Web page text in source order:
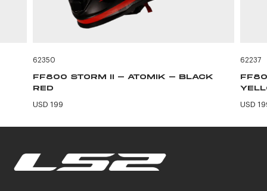
62350
FF800 STORM II - ATOMIK - BLACK
RED
USD 199
62237
USD